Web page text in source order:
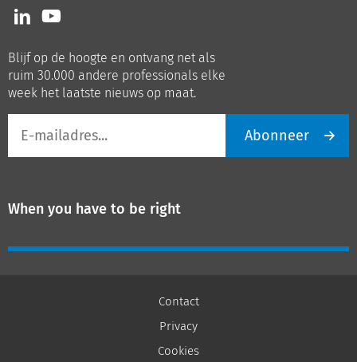
Volg
ons
LinkedIn
Volg
ons
Youtube
Blijf op de hoogte en ontvang net als
ruim 30.000 andere professionals elke
week het laatste nieuws op maat.
mailadres
Abonneer
When you have to be right
Contact
Privacy
Cookies